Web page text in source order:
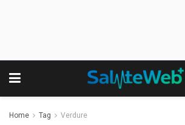
Home Tag Verdure